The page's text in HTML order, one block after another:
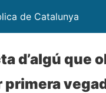
de Catalunya
d’algú que
primera